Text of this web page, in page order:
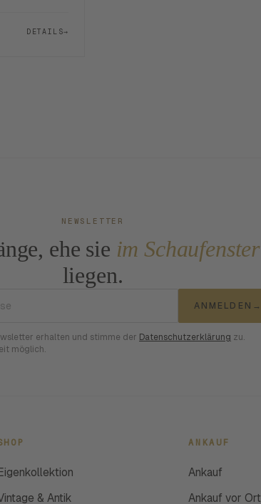
DETAILS→
NEWSLETTER
ehe sie im Schaufenster
liegen.
ANMELDEN →
erhalten und stimme der Datenschutzerklärung zu.
möglich.
& Antik
ANKAUF
Ankauf
Ankauf vor Ort